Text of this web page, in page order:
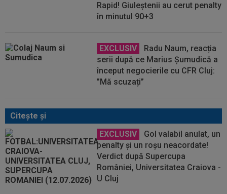
Rapid! Giuleștenii au cerut penalty
în minutul 90+3
EXCLUSIV
Radu Naum, reacția
serii după ce Marius Șumudică a
început negocierile cu CFR Cluj:
”Mă scuzați”
Citeşte şi
EXCLUSIV
Gol valabil anulat, un
penalty și un roșu neacordate!
Verdict după Supercupa
României, Universitatea Craiova -
U Cluj